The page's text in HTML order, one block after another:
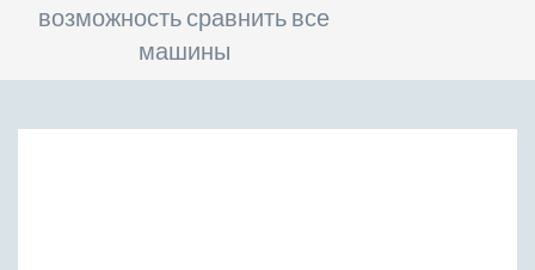
возможность сравнить все
машины